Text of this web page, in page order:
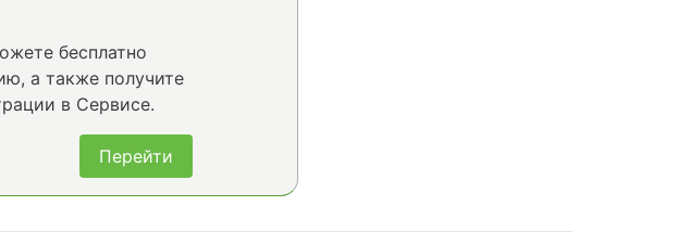
бесплатно
а также получите
в Сервисе.
Перейти